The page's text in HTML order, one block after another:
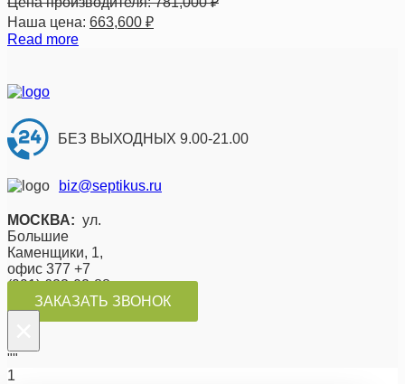
Наша цена: 663,600 ₽
Read more
БЕЗ ВЫХОДНЫХ 9.00-21.00
biz@septikus.ru
МОСКВА: ул.
Большие
Каменщики, 1,
офис 377 +7
(991) 623-02-88
ЗАКАЗАТЬ ЗВОНОК
""
1